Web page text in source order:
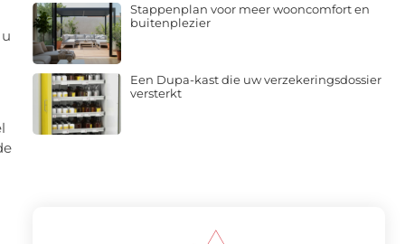
Stappenplan voor meer wooncomfort en
buitenplezier
Een Dupa-kast die uw verzekeringsdossier
versterkt